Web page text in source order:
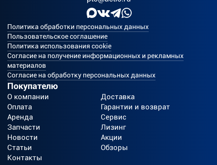
Политика обработки персональных данных
Пользовательское соглашение
Политика использования cookie
Согласие на получение информационных и рекламных
материалов
Согласие на обработку персональных данных
Покупателю
О компании
Доставка
Оплата
Гарантии и возврат
Аренда
Сервис
Запчасти
Лизинг
Новости
Акции
Статьи
Обзоры
Контакты